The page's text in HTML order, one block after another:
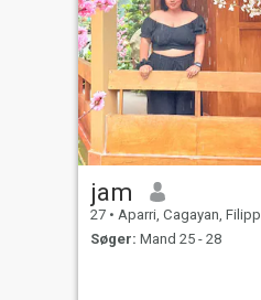
jam
27 • Aparri, Cagayan, Filippinerne
Søger: Mand 25 - 28